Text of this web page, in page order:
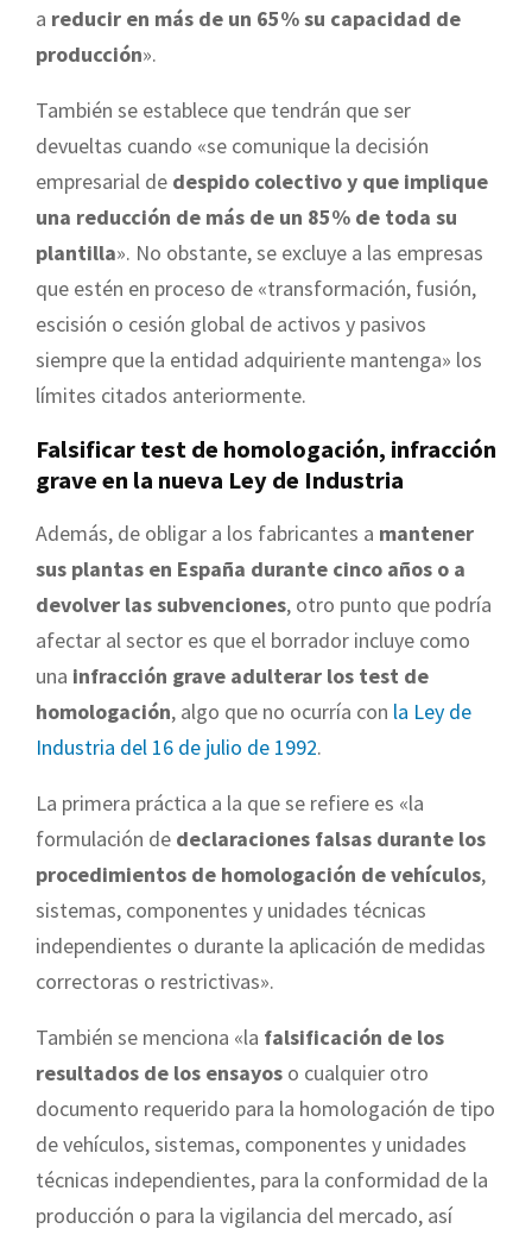
a reducir en más de un 65% su capacidad de
producción».
También se establece que tendrán que ser
devueltas cuando «se comunique la decisión
empresarial de despido colectivo y que implique
una reducción de más de un 85% de toda su
plantilla». No obstante, se excluye a las empresas
que estén en proceso de «transformación, fusión,
escisión o cesión global de activos y pasivos
siempre que la entidad adquiriente mantenga» los
límites citados anteriormente.
Falsificar test de homologación, infracción
grave en la nueva Ley de Industria
Además, de obligar a los fabricantes a mantener
sus plantas en España durante cinco años o a
devolver las subvenciones, otro punto que podría
afectar al sector es que el borrador incluye como
una infracción grave adulterar los test de
homologación, algo que no ocurría con la Ley de
Industria del 16 de julio de 1992.
La primera práctica a la que se refiere es «la
formulación de declaraciones falsas durante los
procedimientos de homologación de vehículos,
sistemas, componentes y unidades técnicas
independientes o durante la aplicación de medidas
correctoras o restrictivas».
También se menciona «la falsificación de los
resultados de los ensayos o cualquier otro
documento requerido para la homologación de tipo
de vehículos, sistemas, componentes y unidades
técnicas independientes, para la conformidad de la
producción o para la vigilancia del mercado, así